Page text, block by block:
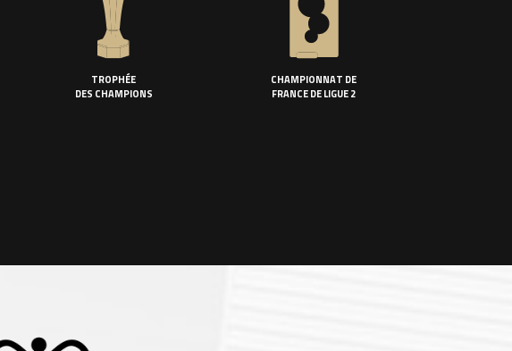
TROPHÉE
DES CHAMPIONS
CHAMPIONNAT DE
FRANCE DE LIGUE 2